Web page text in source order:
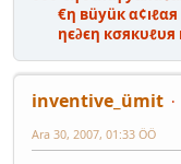
€η вüуüк α¢ıℓαя
ηє∂єη кσякυℓυя
inventive_ümit
Ara 30, 2007, 01:33 ÖÖ